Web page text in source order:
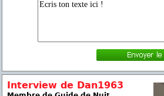
Interview de Dan1963